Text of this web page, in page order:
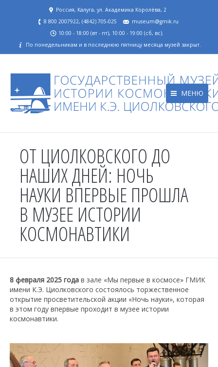
Россия, Калуга, ул. Академика Королёва, 2
8 800 2007922, (4842) 705-025
museum@gmik.ru
10:00 - 18:00 (вт - пт), 10:00 - 19:00 (сб, вс).
По понедельникам и в последнюю пятницу месяца музей закрыт.
МЕНЮ
ОТ ЦИОЛКОВСКОГО ДО
НАШИХ ДНЕЙ: НОЧЬ
НАУКИ ВПЕРВЫЕ ПРОШЛА
В МУЗЕЕ ИСТОРИИ
КОСМОНАВТИКИ
8 февраля 2025 года в зале «Мы первые в космосе» ГМИК
имени К.Э. Циолковского состоялось торжественное
открытие просветительской акции «Ночь науки», которая
в этом году впервые проходит в музее истории
космонавтики.